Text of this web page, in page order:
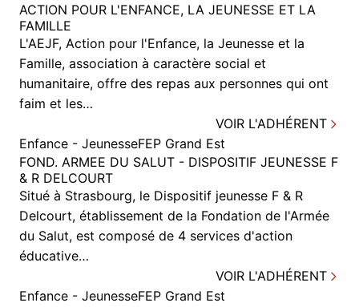
ACTION POUR L'ENFANCE, LA JEUNESSE ET LA
FAMILLE
L'AEJF, Action pour l'Enfance, la Jeunesse et la
Famille, association à caractère social et
humanitaire, offre des repas aux personnes qui ont
faim et les…
VOIR L'ADHÉRENT
Enfance - JeunesseFEP Grand Est
FOND. ARMEE DU SALUT - DISPOSITIF JEUNESSE F
& R DELCOURT
Situé à Strasbourg, le Dispositif jeunesse F & R
Delcourt, établissement de la Fondation de l'Armée
du Salut, est composé de 4 services d'action
éducative…
VOIR L'ADHÉRENT
Enfance - JeunesseFEP Grand Est